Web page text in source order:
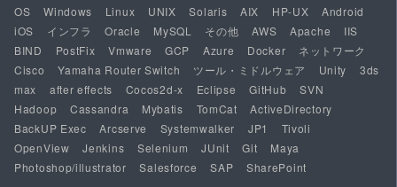
OS
Windows Linux UNIX Solaris AIX HP-UX
Android
iOS
インフラ Oracle MySQL その他 AWS Apache
IIS
BIND
PostFix Vmware GCP Azure Docker
ネットワーク
Cisco
Yamaha Router Switch ツール・ミドルウェア Unity
3ds
max
after effects Cocos2d-x Eclipse GitHub
SVN
Hadoop
Cassandra Mybatis TomCat
ActiveDirectory
BackUP Exec
Arcserve Systemwalker JP1
Tivoli
OpenView
Jenkins Selenium JUnit Git
Maya
Photoshop/illustrator
Salesforce SAP SharePoint